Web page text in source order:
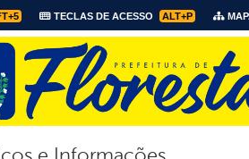
TECLAS DE ACESSO ALT+P